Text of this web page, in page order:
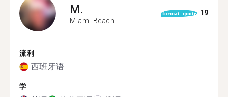
M.
Miami Beach
format_quote 19
流利
西班牙语
学